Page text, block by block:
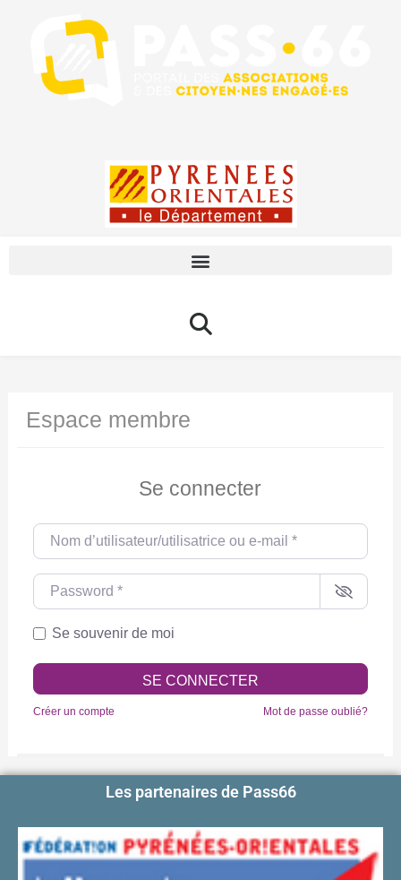
Espace membre
Se connecter
Nom d’utilisateur/utilisatrice ou e-mail
Password
Se souvenir de moi
SE CONNECTER
Créer un compte Mot de passe oublié?
Les partenaires de Pass66